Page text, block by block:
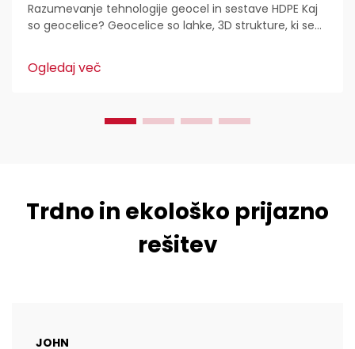
Razumevanje tehnologije geocel in sestave HDPE Kaj
so geocelice? Geocelice so lahke, 3D strukture, ki se
gradbeništvu. Inženirji civilne zaščite jih imajo radi,
ker...
Ogledaj več
Trdno in ekološko prijazno
rešitev
JOHN